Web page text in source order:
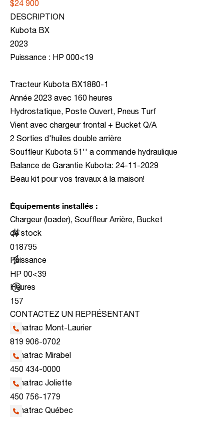
$24 900
DESCRIPTION
Kubota BX
2023
Puissance : HP 000<19
Tracteur Kubota BX1880-1
Année 2023 avec 160 heures
Hydrostatique, Poste Ouvert, Pneus Turf
Vient avec chargeur frontal + Bucket Q/A
2 Sorties d'huiles double arrière
Souffleur Kubota 51'' a commande hydraulique
Balance de Garantie Kubota: 24-11-2029
Beau kit pour vos travaux à la maison!
Équipements installés :
Chargeur (loader), Souffleur Arrière, Bucket
de stock
018795
Puissance
HP 00<39
Heures
157
CONTACTEZ UN REPRÉSENTANT
Kanatrac Mont-Laurier
819 906-0702
Kanatrac Mirabel
450 434-0000
Kanatrac Joliette
450 756-1779
Kanatrac Québec